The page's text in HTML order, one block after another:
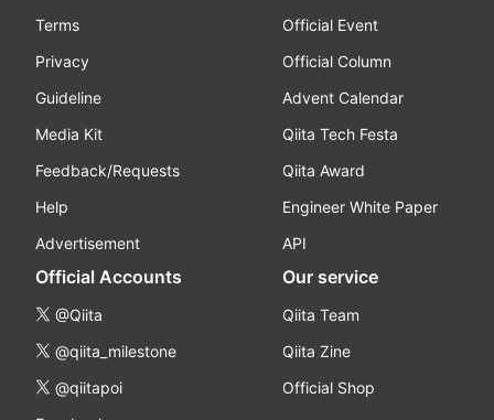
Terms
Privacy
Guideline
Media Kit
Feedback/Requests
Help
Advertisement
Official Event
Official Column
Advent Calendar
Qiita Tech Festa
Qiita Award
Engineer White Paper
API
Official Accounts
@Qiita
@qiita_milestone
@qiitapoi
Our service
Qiita Team
Qiita Zine
Official Shop